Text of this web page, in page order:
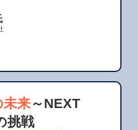
未来～NEXT
挑戦